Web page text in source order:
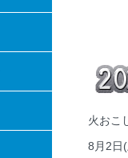
火おこ
8月2日